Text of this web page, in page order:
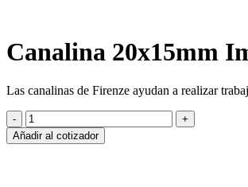
Canalina 20x15mm
Las canalinas de Firenze ayudan a realizar
Canalina
20x15mm
Importada
Añadir al cotizador